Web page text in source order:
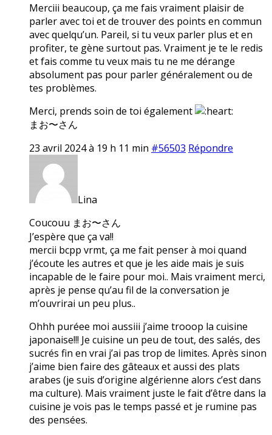
Merciii beaucoup, ça me fais vraiment plaisir de
parler avec toi et de trouver des points en commun
avec quelqu’un. Pareil, si tu veux parler plus et en
profiter, te gène surtout pas. Vraiment je te le redis
et fais comme tu veux mais tu ne me dérange
absolument pas pour parler généralement ou de
tes problèmes.
Merci, prends soin de toi également
まお〜さん
23 avril 2024 à 19 h 11 min #56503 Répondre
Lina
Coucouu まお〜さん
J’espère que ça va!!
mercii bcpp vrmt, ça me fait penser à moi quand
j’écoute les autres et que je les aide mais je suis
incapable de le faire pour moi.. Mais vraiment merci,
après je pense qu’au fil de la conversation je
m’ouvrirai un peu plus..
Ohhh puréee moi aussiii j’aime trooop la cuisine
japonaise!!! Je cuisine un peu de tout, des salés, des
sucrés fin en vrai j’ai pas trop de limites. Après sinon
j’aime bien faire des gâteaux et aussi des plats
arabes (je suis d’origine algérienne alors c’est dans
ma culture). Mais vraiment juste le fait d’être dans la
cuisine je vois pas le temps passé et je rumine pas
des pensées.